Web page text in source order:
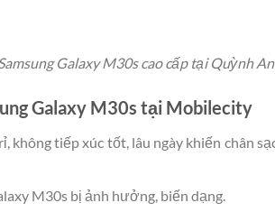
Galaxy M30s cao cấp tại Quỳnh
Galaxy M30s tại Mobilecity
không tiếp xúc tốt, lâu ngày khiến chân
M30s bị ảnh hưởng, biến dạng.